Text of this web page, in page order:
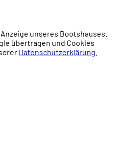
unseres Bootshauses.
übertragen und Cookies
Datenschutzerklärung